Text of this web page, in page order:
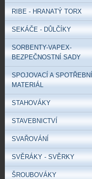
RIBE - HRANATÝ TORX
SEKÁČE - DŮLČÍKY
SORBENTY-VAPEX-
BEZPEČNOSTNÍ SADY
SPOJOVACÍ A SPOTŘEBNÍ
MATERIÁL
STAHOVÁKY
STAVEBNICTVÍ
SVAŘOVÁNÍ
SVĚRÁKY - SVĚRKY
ŠROUBOVÁKY